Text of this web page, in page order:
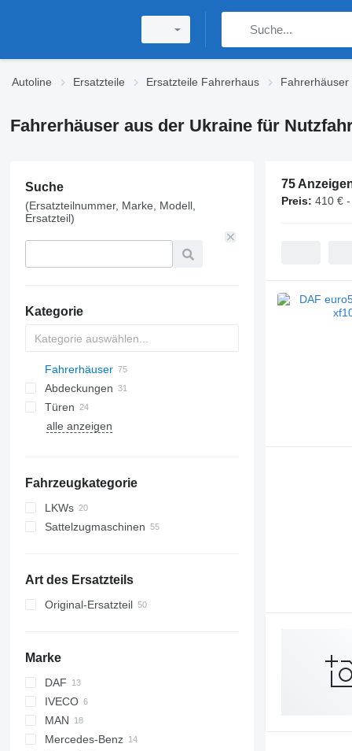
Autoline Ersatzteile Ersatzteile Fahrerhaus Fahrerhäuser
Fahrerhäuser aus der Ukraine für
Suche
(Ersatzteilnummer, Marke, Modell,
Ersatzteil)
Kategorie
Fahrerhäuser
Abdeckungen
Türen
Klimakompressoren
Klimaleitungen
sonstige Teile für Klimaanlagen
Panoramadächer
alle anzeigen
Fahrzeugkategorie
LKWs
Sattelzugmaschinen
Art des Ersatzteils
Original-Ersatzteil
Marke
DAF
CF
XF
IVECO
EuroCargo
Stralis
MAN
TGA
Mercedes-Benz
75
Preis: 410 €